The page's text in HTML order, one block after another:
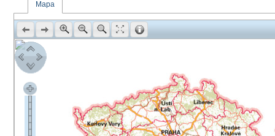
Mapa